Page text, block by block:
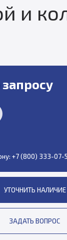
и
+7 (800) 333-07-
УТОЧНИТЬ НАЛИЧИЕ
ЗАДАТЬ ВОПРОС